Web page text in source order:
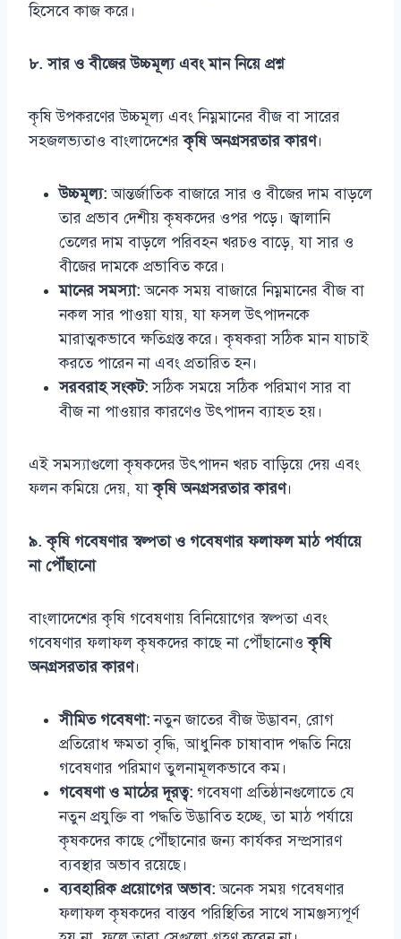
হিসেবে কাজ করে।
৮. সার ও বীজের উচ্চমূল্য এবং মান নিয়ে প্রশ্ন
কৃষি উপকরণের উচ্চমূল্য এবং নিম্নমানের বীজ বা সারের
সহজলভ্যতাও বাংলাদেশেরকৃষি অনগ্রসরতার কারণ।
উচ্চমূল্য:আন্তর্জাতিক বাজারে সার ও বীজের দাম বাড়লে
তার প্রভাব দেশীয় কৃষকদের ওপর পড়ে। জ্বালানি
তেলের দাম বাড়লে পরিবহন খরচও বাড়ে, যা সার ও
বীজের দামকে প্রভাবিত করে।
মানের সমস্যা:অনেক সময় বাজারে নিম্নমানের বীজ বা
নকল সার পাওয়া যায়, যা ফসল উৎপাদনকে
মারাত্মকভাবে ক্ষতিগ্রস্ত করে। কৃষকরা সঠিক মান যাচাই
করতে পারেন না এবং প্রতারিত হন।
সরবরাহ সংকট:সঠিক সময়ে সঠিক পরিমাণ সার বা
বীজ না পাওয়ার কারণেও উৎপাদন ব্যাহত হয়।
এই সমস্যাগুলো কৃষকদের উৎপাদন খরচ বাড়িয়ে দেয় এবং
ফলন কমিয়ে দেয়, যাকৃষি অনগ্রসরতার কারণ।
৯. কৃষি গবেষণার স্বল্পতা ও গবেষণার ফলাফল মাঠ পর্যায়ে
না পৌঁছানো
বাংলাদেশের কৃষি গবেষণায় বিনিয়োগের স্বল্পতা এবং
গবেষণার ফলাফল কৃষকদের কাছে না পৌঁছানোওকৃষি
অনগ্রসরতার কারণ।
সীমিত গবেষণা:নতুন জাতের বীজ উদ্ভাবন, রোগ
প্রতিরোধ ক্ষমতা বৃদ্ধি, আধুনিক চাষাবাদ পদ্ধতি নিয়ে
গবেষণার পরিমাণ তুলনামূলকভাবে কম।
গবেষণা ও মাঠের দূরত্ব: গবেষণা প্রতিষ্ঠানগুলোতে যে
নতুন প্রযুক্তি বা পদ্ধতি উদ্ভাবিত হচ্ছে, তা মাঠ পর্যায়ে
কৃষকদের কাছে পৌঁছানোর জন্য কার্যকর সম্প্রসারণ
ব্যবস্থার অভাব রয়েছে।
ব্যবহারিক প্রয়োগের অভাব:অনেক সময় গবেষণার
ফলাফল কৃষকদের বাস্তব পরিস্থিতির সাথে সামঞ্জস্যপূর্ণ